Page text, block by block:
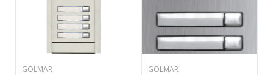
GOLMAR GOLMAR